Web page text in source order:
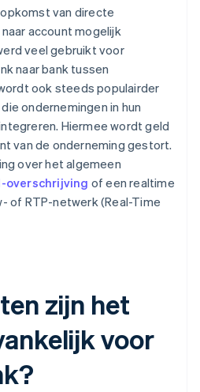
van directe
account mogelijk
veel gebruikt voor
naar bank tussen
ook steeds populairder
ondernemingen in hun
Hiermee wordt geld
van de onderneming gestort.
over het algemeen
overschrijving of een realtime
of RTP-netwerk (Real-Time
zijn het
voor